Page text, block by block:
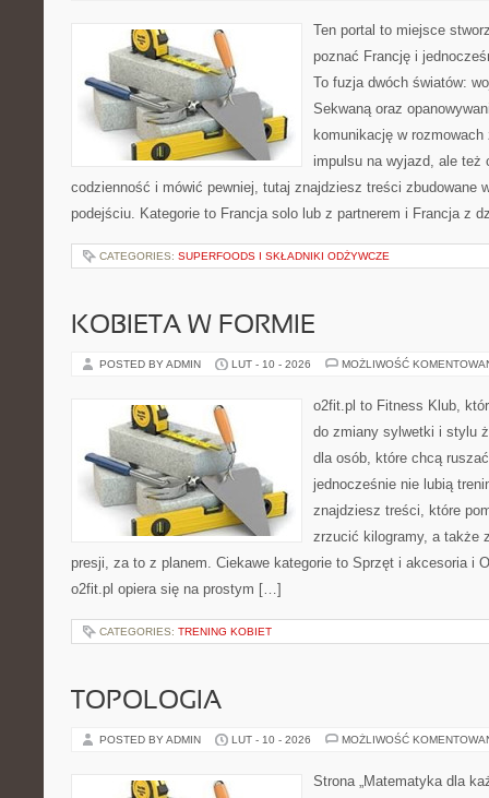
Ten portal to miejsce
poznać Francję i
To fuzja dwóch światów:
Sekwaną oraz
komunikację w
impulsu na wyjazd, ale
codzienność i mówić pewniej, tutaj znajdziesz treści zbudowane
podejściu. Kategorie to Francja solo lub z partnerem i Francja z
CATEGORIES: SUPERFOODS I SKŁADNIKI ODŻYWCZE
KOBIETA W FORMIE
POSTED BY ADMIN LUT - 10 - 2026 MOŻLIWOŚĆ
o2fit.pl to Fitness Klub,
do zmiany sylwetki i stylu
dla osób, które chcą
jednocześnie nie lubią
znajdziesz treści, które
zrzucić kilogramy, a także
presji, za to z planem. Ciekawe kategorie to Sprzęt i akcesoria i
o2fit.pl opiera się na prostym […]
CATEGORIES: TRENING KOBIET
TOPOLOGIA
POSTED BY ADMIN LUT - 10 - 2026 MOŻLIWOŚĆ
Strona „Matematyka dla